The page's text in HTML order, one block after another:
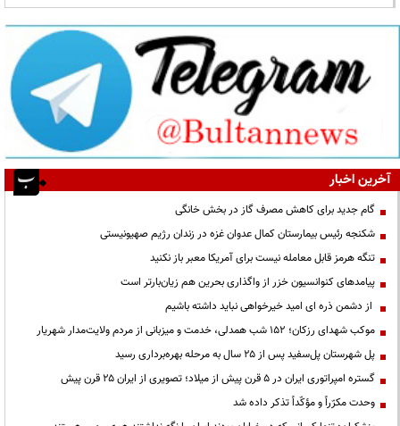
آخرین اخبار
گام جدید برای کاهش مصرف گاز در بخش خانگی
شکنجه رئیس بیمارستان کمال عدوان غزه در زندان رژیم صهیونیستی
تنگه هرمز قابل معامله نیست برای آمریکا معبر باز نکنید
پیامدهای کنوانسیون خزر از واگذاری بحرین هم زیان‌بارتر است
از دشمن ذره ای امید خیرخواهی نباید داشته باشیم
موکب شهدای رزکان؛ ۱۵۲ شب همدلی، خدمت و میزبانی از مردم ولایت‌مدار شهریار
پل شهرستان پل‌سفید پس از ۲۵ سال به مرحله بهره‌برداری رسید
گستره امپراتوری ایران در ۵ قرن پیش از میلاد؛ تصویری از ایران ۲۵ قرن پیش
وحدت مکرّراً و مؤکّداً تذکر داده شد